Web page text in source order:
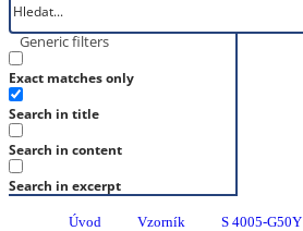
Generic filters
Exact matches only
Search in title
Search in content
Search in excerpt
Úvod Vzorník S 4005-G50Y